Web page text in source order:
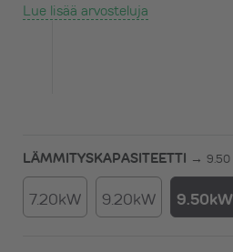
Lue lisää arvosteluja
LÄMMITYSKAPASITEETTI → 9.50
7.20kW 9.20kW 9.50kW